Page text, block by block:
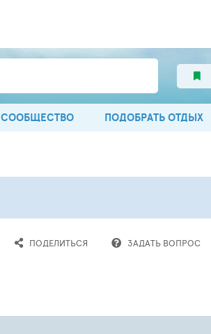
СООБЩЕСТВО ПОДОБРАТЬ ОТДЫХ
ПОДЕЛИТЬСЯ ЗАДАТЬ ВОПРОС